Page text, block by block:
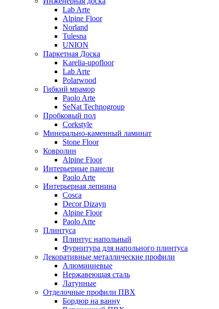
Lab Arte
Alpine Floor
Norland
Tulesna
UNION
Паркетная Доска
Karelia-upofloor
Lab Arte
Polarwood
Гибкий мрамор
Paolo Arte
SeNat Technogroup
Пробковый пол
Corkstyle
Минерально-каменный ламинат
Stone Floor
Ковролин
Alpine Floor
Интерьерные панели
Paolo Arte
Интерьерная лепнина
Cosca
Decor Dizayn
Alpine Floor
Paolo Arte
Плинтуса
Плинтус напольный
Фурнитура для напольного плинтуса
Декоративные металлические профили
Алюминиевые
Нержавеющая сталь
Латунные
Отделочные профили ПВХ
Бордюр на ванну